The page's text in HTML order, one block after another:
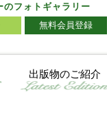
のフォトギャラリー
無料会員登録
出版物のご紹介